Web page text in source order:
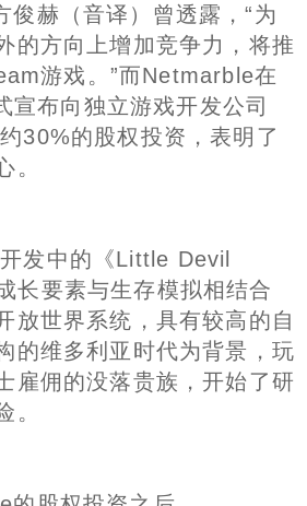
俊赫（音译）曾透露，“为
的方向上增加竞争力，将推
游戏。”而Netmarble在
宣布向独立游戏开发公司
30%的股权投资，表明了
。
发中的《Little Devil
长要素与生存模拟相结合
放世界系统，具有较高的自
的维多利亚时代为背景，玩
雇佣的没落贵族，开始了研
。